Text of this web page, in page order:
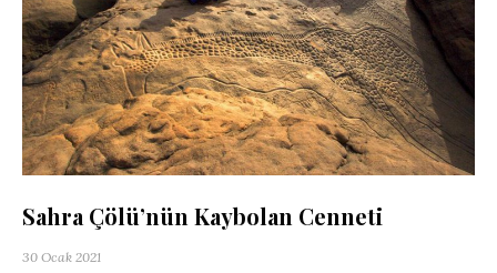
Sahra Çölü’nün Kaybolan Cenneti
30 Ocak 2021